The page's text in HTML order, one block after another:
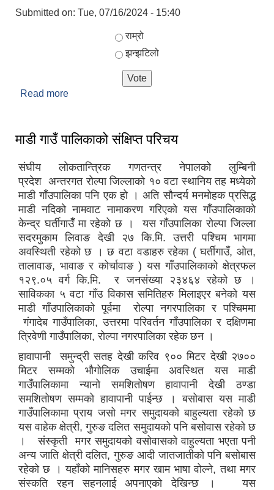
Submitted on: Tue, 07/16/2024 - 15:40
Choices
राम्रो
झन्झटिलो
Read more
माडी गाउँ पालिकाको संक्षिप्त परिचय
संघीय लोकतान्त्रिक गणतन्त्र नेपालको लुम्बिनी
प्रदेश अन्तरगत रोल्पा जिल्लाको १० वटा स्थानिय तह मध्येको
माडी गाँउपालिका पनि एक हो । अति सौन्दर्य मनमोहक प्रसिद्ध
माडी नदिको नामवाट नामाकरण गरिएको यस गाँउपालिकाको
केन्द्र घर्तीगाउँँ मा रहेको छ । यस गाँउपालिका रोल्पा जिल्ला
सदरमुकाम लिवाङ देखी २७ कि.मि. उत्तरी पश्चिम भागमा
अवस्थिती रहेको छ । छ वटा वडाहरु रहेका ( घर्तीगाउँ, ओत,
तालावाङ, भावाङ र कोर्चावाङ ) यस गाँउपालिकाको क्षेत्रफल
१२९.०५ वर्ग कि.मि. र जनसंख्या २३४६४ रहेको छ ।
साविकका ५ वटा गाँउ विकास समितिहरु मिलाइएर बनेको यस
माडी गाँउपालिकाको पूर्वमा रोल्पा नगरपालिका र पश्चिममा
गंगादेब गाउँपालिका, उत्तरमा परिवर्तन गाँउपालिका र दक्षिणमा
त्रिवेणी गाउँपालिका, रोल्पा नगरपालिका रहेक छन ।
हावापानी समुन्द्री सतह देखी करिव ९०० मिटर देखी २७००
मिटर सम्मको भौगोलिक उचाईमा अवस्थित यस माडी
गाउँपालिकामा न्यानो समशितोषण हावापानी देखी ठण्डा
समशितोषण सम्मको हावापानी पाईन्छ । बसोबास यस माडी
गाउँपालिकामा प्राय जसो मगर समुदायको बाहुल्यता रहेको छ
यस वाहेक क्षेत्री, गुरुङ दलित समुदायको पनि बसोवास रहेको छ
। संस्कृती मगर समुदायको वसोवासको वाहुल्यता भएता पनी
अन्य जाति क्षेत्री दलित, गुरुङ आदी जातजातीको पनि बसोबास
रहेको छ । यहाँको मानिसहरु मगर खाम भाषा वोल्ने, तथा मगर
संस्कति रहन सहनलाई अपनाएको देखिन्छ । यस